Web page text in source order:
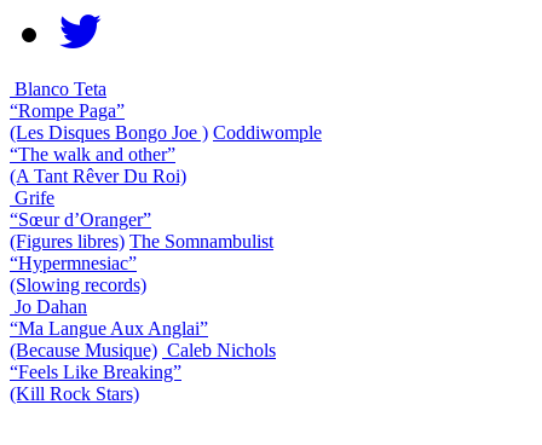
Blanco Teta
“Rompe Paga”
(Les Disques Bongo Joe ) Coddiwomple
“The walk and other”
(A Tant Rêver Du Roi)
Grife
“Sœur d’Oranger”
(Figures libres) The Somnambulist
“Hypermnesiac”
(Slowing records)
Jo Dahan
“Ma Langue Aux Anglai”
(Because Musique) Caleb Nichols
“Feels Like Breaking”
(Kill Rock Stars)